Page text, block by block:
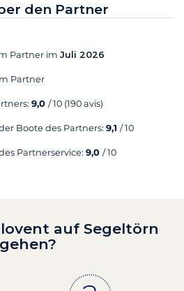
den Partner
Partner im Juli 2026
Partner
9,0 / 10 (190 avis)
Boote des Partners: 9,1 / 10
Partnerservice: 9,0 / 10
auf Segeltörn
gehen?